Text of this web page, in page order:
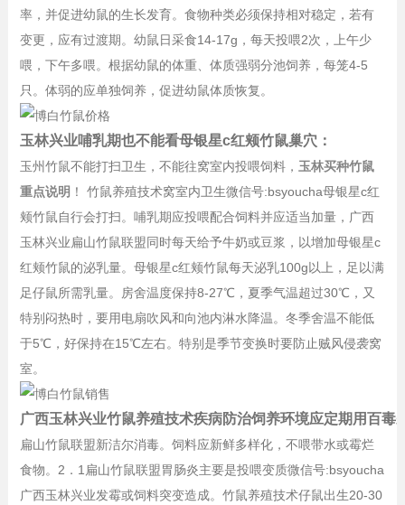
率，并促进幼鼠的生长发育。食物种类必须保持相对稳定，若有
变更，应有过渡期。幼鼠日采食14-17g，每天投喂2次，上午少
喂，下午多喂。根据幼鼠的体重、体质强弱分池饲养，每笼4-5
只。体弱的应单独饲养，促进幼鼠体质恢复。
玉林兴业哺乳期也不能看母银星c红颊竹鼠巢穴：
玉州竹鼠不能打扫卫生，不能往窝室内投喂饲料， 玉林买种竹鼠
重点说明 ！ 竹鼠养殖技术窝室内卫生微信号:bsyoucha母银星c红
颊竹鼠自行会打扫。哺乳期应投喂配合饲料并应适当加量，广西
玉林兴业扁山竹鼠联盟同时每天给予牛奶或豆浆，以增加母银星c
红颊竹鼠的泌乳量。母银星c红颊竹鼠每天泌乳100g以上，足以满
足仔鼠所需乳量。房舍温度保持8-27℃，夏季气温超过30℃，又
特别闷热时，要用电扇吹风和向池内淋水降温。冬季舍温不能低
于5℃，好保持在15℃左右。特别是季节变换时要防止贼风侵袭窝
室。
广西玉林兴业竹鼠养殖技术疾病防治饲养环境应定期用百毒
扁山竹鼠联盟新洁尔消毒。饲料应新鲜多样化，不喂带水或霉烂
食物。2．1扁山竹鼠联盟胃肠炎主要是投喂变质微信号:bsyoucha
广西玉林兴业发霉或饲料突变造成。竹鼠养殖技术仔鼠出生20-30